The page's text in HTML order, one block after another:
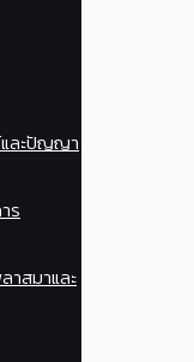
ละปัญญา
ร
าสมาและ